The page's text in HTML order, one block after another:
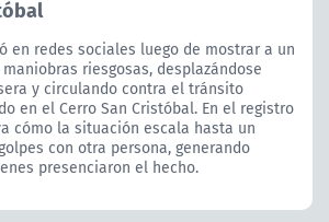
en redes sociales luego de mostrar a un
riesgosas, desplazándose
y circulando contra el tránsito
en el Cerro San Cristóbal. En el registro
cómo la situación escala hasta un
con otra persona, generando
presenciaron el hecho.